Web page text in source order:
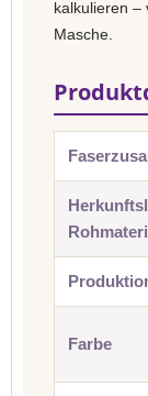
kalkulieren –
Masche.
Farbe